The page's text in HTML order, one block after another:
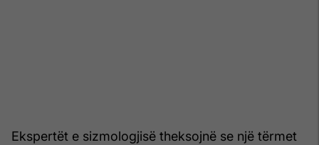
Ekspertët e sizmologjisë theksojnë se një tërmet